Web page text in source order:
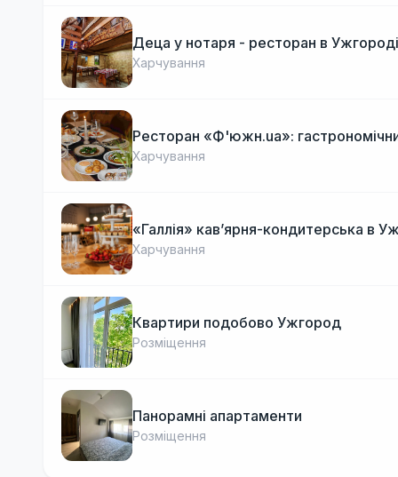
Деца у нотаря - ресторан в Ужгороді
Харчування
Ресторан «Ф'южн.ua»:
Харчування
«Галлія» кав’ярня-кондитерська в
Харчування
Квартири подобово Ужгород
Розміщення
Панорамні апартаменти
Розміщення